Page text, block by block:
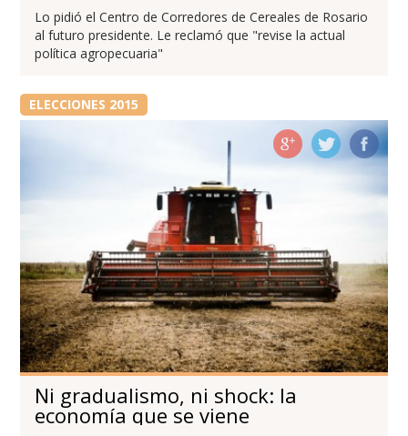
Lo pidió el Centro de Corredores de Cereales de Rosario
al futuro presidente. Le reclamó que "revise la actual
política agropecuaria"
ELECCIONES 2015
Ni gradualismo, ni shock: la
economía que se viene